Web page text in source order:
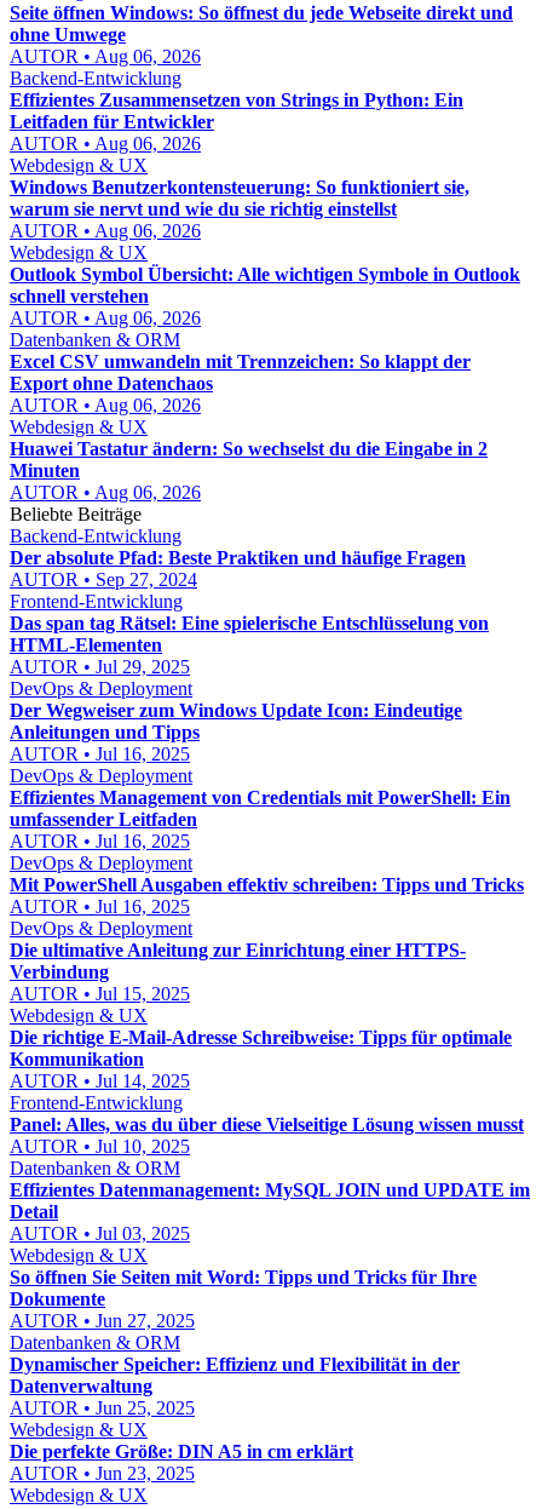
Seite öffnen Windows: So öffnest du jede Webseite direkt und
ohne Umwege
AUTOR • Aug 06, 2026
Backend-Entwicklung
Effizientes Zusammensetzen von Strings in Python: Ein
Leitfaden für Entwickler
AUTOR • Aug 06, 2026
Webdesign & UX
Windows Benutzerkontensteuerung: So funktioniert sie,
warum sie nervt und wie du sie richtig einstellst
AUTOR • Aug 06, 2026
Webdesign & UX
Outlook Symbol Übersicht: Alle wichtigen Symbole in Outlook
schnell verstehen
AUTOR • Aug 06, 2026
Datenbanken & ORM
Excel CSV umwandeln mit Trennzeichen: So klappt der
Export ohne Datenchaos
AUTOR • Aug 06, 2026
Webdesign & UX
Huawei Tastatur ändern: So wechselst du die Eingabe in 2
Minuten
AUTOR • Aug 06, 2026
Beliebte Beiträge
Backend-Entwicklung
Der absolute Pfad: Beste Praktiken und häufige Fragen
AUTOR • Sep 27, 2024
Frontend-Entwicklung
Das span tag Rätsel: Eine spielerische Entschlüsselung von
HTML-Elementen
AUTOR • Jul 29, 2025
DevOps & Deployment
Der Wegweiser zum Windows Update Icon: Eindeutige
Anleitungen und Tipps
AUTOR • Jul 16, 2025
DevOps & Deployment
Effizientes Management von Credentials mit PowerShell: Ein
umfassender Leitfaden
AUTOR • Jul 16, 2025
DevOps & Deployment
Mit PowerShell Ausgaben effektiv schreiben: Tipps und Tricks
AUTOR • Jul 16, 2025
DevOps & Deployment
Die ultimative Anleitung zur Einrichtung einer HTTPS-
Verbindung
AUTOR • Jul 15, 2025
Webdesign & UX
Die richtige E-Mail-Adresse Schreibweise: Tipps für optimale
Kommunikation
AUTOR • Jul 14, 2025
Frontend-Entwicklung
Panel: Alles, was du über diese Vielseitige Lösung wissen musst
AUTOR • Jul 10, 2025
Datenbanken & ORM
Effizientes Datenmanagement: MySQL JOIN und UPDATE im
Detail
AUTOR • Jul 03, 2025
Webdesign & UX
So öffnen Sie Seiten mit Word: Tipps und Tricks für Ihre
Dokumente
AUTOR • Jun 27, 2025
Datenbanken & ORM
Dynamischer Speicher: Effizienz und Flexibilität in der
Datenverwaltung
AUTOR • Jun 25, 2025
Webdesign & UX
Die perfekte Größe: DIN A5 in cm erklärt
AUTOR • Jun 23, 2025
Webdesign & UX